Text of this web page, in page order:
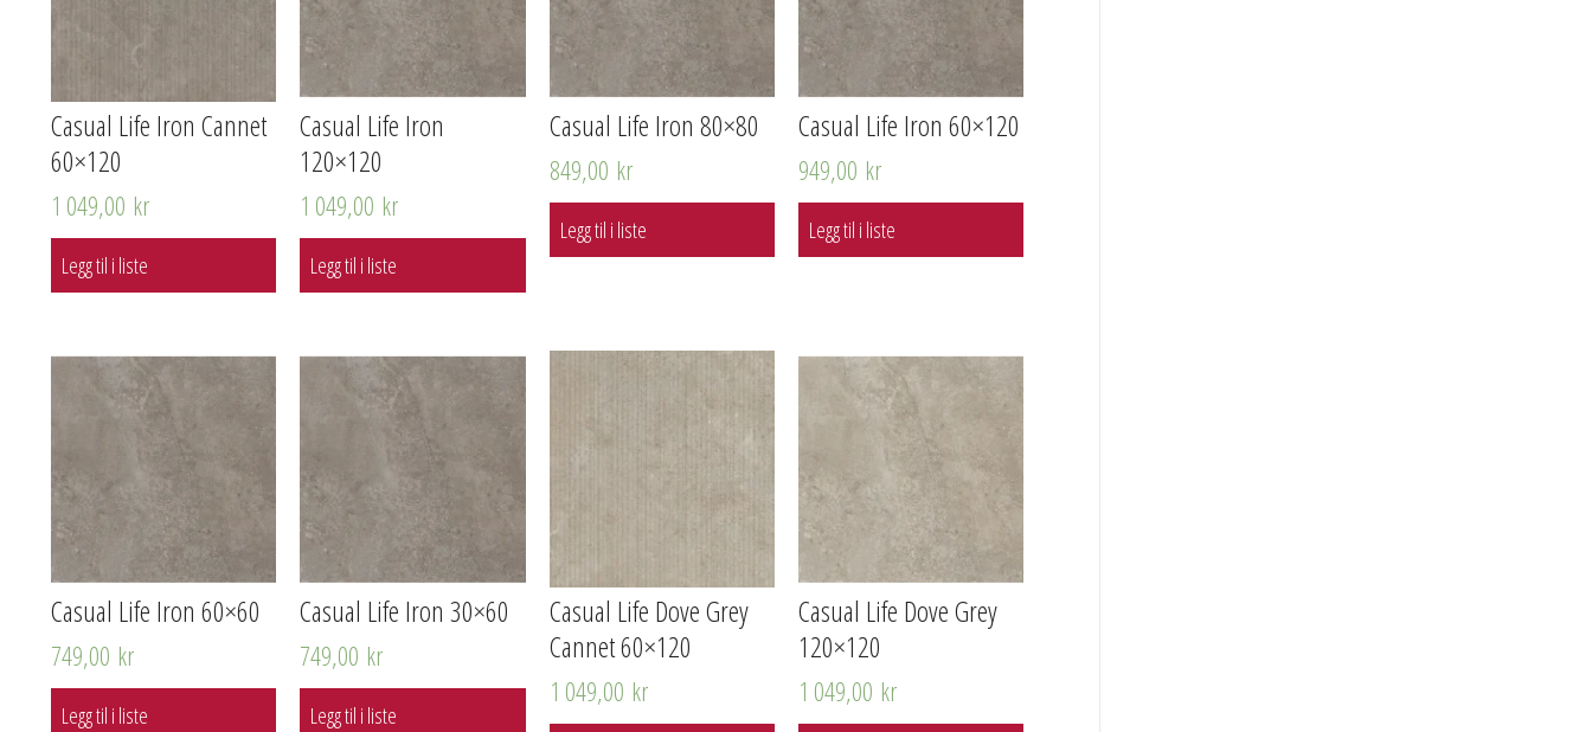
Casual Life Iron Cannet
60×120
1 049,00 kr
Legg til i liste
Casual Life Iron
120×120
1 049,00 kr
Legg til i liste
Casual Life Iron 80×80
849,00 kr
Legg til i liste
Casual Life Iron 60×120
949,00 kr
Legg til i liste
Casual Life Iron 60×60
749,00 kr
Legg til i liste
Casual Life Iron 30×60
749,00 kr
Legg til i liste
Casual Life Dove Grey
Cannet 60×120
1 049,00 kr
Casual Life Dove Grey
120×120
1 049,00 kr